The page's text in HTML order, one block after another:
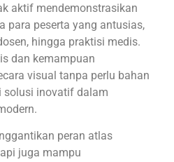
aktif mendemonstrasikan
para peserta yang antusias,
hingga praktisi medis.
dan kemampuan
visual tanpa perlu bahan
solusi inovatif dalam
peran atlas
juga mampu